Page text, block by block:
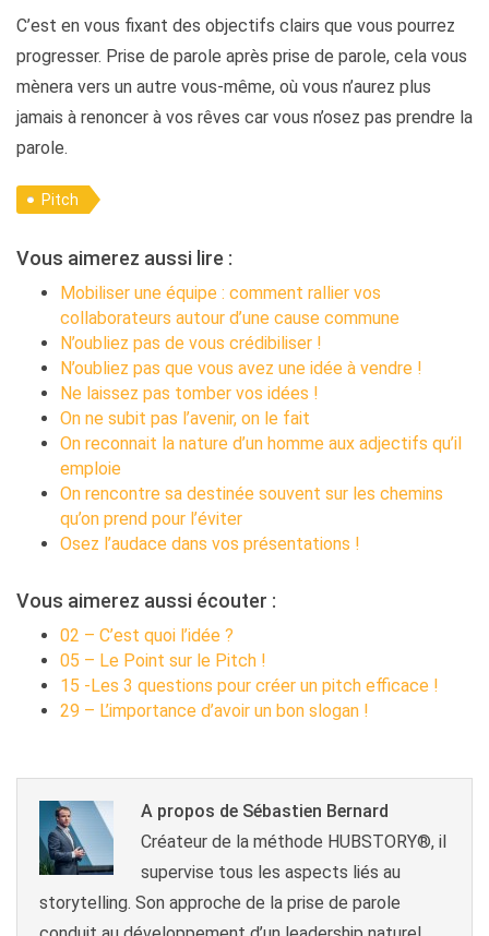
C’est en vous fixant des objectifs clairs que vous pourrez
progresser. Prise de parole après prise de parole, cela vous
mènera vers un autre vous-même, où vous n’aurez plus
jamais à renoncer à vos rêves car vous n’osez pas prendre la
parole.
Pitch
Vous aimerez aussi lire :
Mobiliser une équipe : comment rallier vos
collaborateurs autour d’une cause commune
N’oubliez pas de vous crédibiliser !
N’oubliez pas que vous avez une idée à vendre !
Ne laissez pas tomber vos idées !
On ne subit pas l’avenir, on le fait
On reconnait la nature d’un homme aux adjectifs qu’il
emploie
On rencontre sa destinée souvent sur les chemins
qu’on prend pour l’éviter
Osez l’audace dans vos présentations !
Vous aimerez aussi écouter :
02 – C’est quoi l’idée ?
05 – Le Point sur le Pitch !
15 -Les 3 questions pour créer un pitch efficace !
29 – L’importance d’avoir un bon slogan !
A propos de Sébastien Bernard
Créateur de la méthode HUBSTORY®, il
supervise tous les aspects liés au
storytelling. Son approche de la prise de parole